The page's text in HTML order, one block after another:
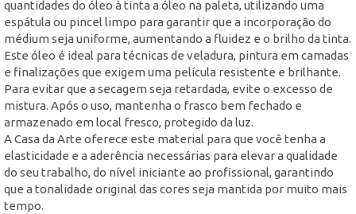
quantidades do óleo à tinta a óleo na paleta, utilizando uma
espátula ou pincel limpo para garantir que a incorporação do
médium seja uniforme, aumentando a fluidez e o brilho da tinta.
Este óleo é ideal para técnicas de veladura, pintura em camadas
e finalizações que exigem uma película resistente e brilhante.
Para evitar que a secagem seja retardada, evite o excesso de
mistura. Após o uso, mantenha o frasco bem fechado e
armazenado em local fresco, protegido da luz.
A Casa da Arte oferece este material para que você tenha a
elasticidade e a aderência necessárias para elevar a qualidade
do seu trabalho, do nível iniciante ao profissional, garantindo
que a tonalidade original das cores seja mantida por muito mais
tempo.